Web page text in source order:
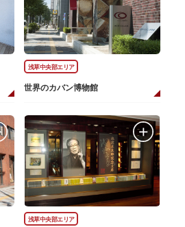
浅草中央部エリア
世界のカバン博物館
浅草中央部エリア